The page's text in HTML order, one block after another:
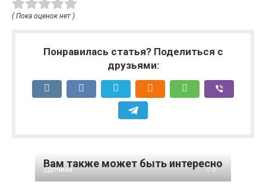
( Пока оценок нет )
Понравилась статья? Поделиться с
друзьями:
Вам также может быть интересно
Датчики 0